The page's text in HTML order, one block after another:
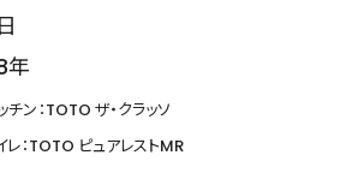
年
チン：TOTO ザ・クラッソ
レ：TOTO ピュアレストMR